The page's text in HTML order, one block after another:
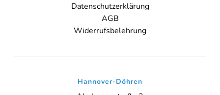
Weitere Informationen
'
Datenschutzerklärung
AGB
Widerrufsbelehrung
Hannover-Döhren